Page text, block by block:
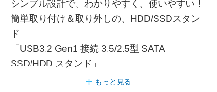
シンプル設計で、わかりやすく、使いやすい！
簡単取り付け＆取り外しの、HDD/SSDスタン
ド
「USB3.2 Gen1 接続 3.5/2.5型 SATA
SSD/HDD スタンド」
もっと見る